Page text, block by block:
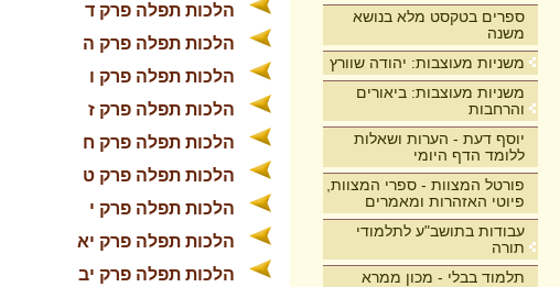
ספרים בטקסט מלא בנושא
משנה
משניות מעוצבות: יהודה שוורץ
משניות מעוצבות: ביאורים
והרחבות
יוסף דעת - הערות ושאלות
ללומד הדף היומי
פורטל המצוות - ספרי המצוות,
פיוטי האזהרות ומאמרים
עבודות בתושב"ע לתלמודי
תורה
תלמוד בבלי - מכון ממרא
הלכות תפלה פרק ד
הלכות תפלה פרק ה
הלכות תפלה פרק ו
הלכות תפלה פרק ז
הלכות תפלה פרק ח
הלכות תפלה פרק ט
הלכות תפלה פרק י
הלכות תפלה פרק יא
הלכות תפלה פרק יב